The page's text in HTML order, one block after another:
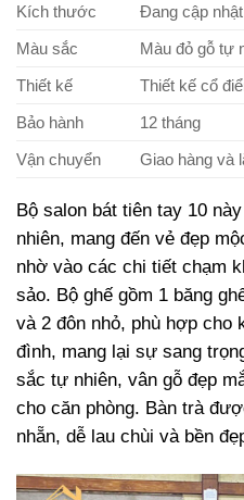
Kích thước
Đang cập nhật
Màu sắc
Màu đỏ gỗ tự
Thiết kế
Thiết kế cổ
Bảo hành
12 tháng
Vận chuyển
Giao hàng và
Bộ salon bát tiên tay 10
nhiên, mang đến vẻ đẹp
nhờ vào các chi tiết chạm
sảo. Bộ ghế gồm 1 băng
và 2 đôn nhỏ, phù hợp cho
đình, mang lại sự sang
sắc tự nhiên, vân gỗ đẹp
cho căn phòng. Bàn trà
nhẵn, dễ lau chùi và bền